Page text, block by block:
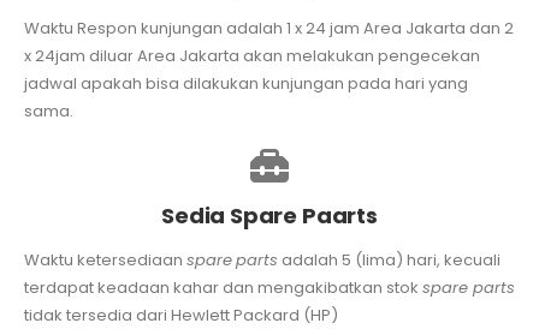
Waktu Respon kunjungan adalah 1 x 24 jam Area Jakarta dan 2
x 24jam diluar Area Jakarta akan melakukan pengecekan
jadwal apakah bisa dilakukan kunjungan pada hari yang
sama.
Sedia Spare Paarts
Waktu ketersediaan spareparts adalah 5 (lima) hari, kecuali
terdapat keadaan kahar dan mengakibatkan stok spare parts
tidak tersedia dari Hewlett Packard (HP)